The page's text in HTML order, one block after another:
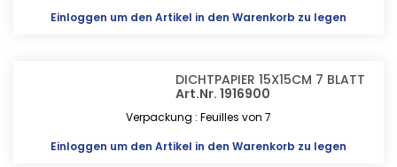
Einloggen um den Artikel in den Warenkorb zu legen
DICHTPAPIER 15X15CM 7 BLATT
Art.Nr. 1916900
Verpackung : Feuilles von 7
Einloggen um den Artikel in den Warenkorb zu legen